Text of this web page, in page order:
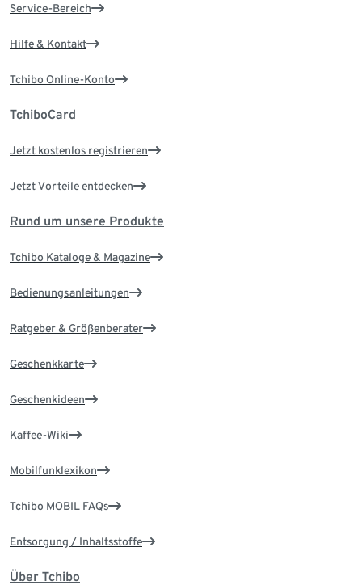
Service-Bereich
Hilfe & Kontakt
Tchibo Online-Konto
TchiboCard
Jetzt kostenlos registrieren
Jetzt Vorteile entdecken
Rund um unsere Produkte
Tchibo Kataloge & Magazine
Bedienungsanleitungen
Ratgeber & Größenberater
Geschenkkarte
Geschenkideen
Kaffee-Wiki
Mobilfunklexikon
Tchibo MOBIL FAQs
Entsorgung / Inhaltsstoffe
Über Tchibo